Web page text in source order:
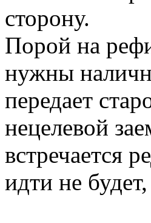
сторону.
Порой на
нужны
передает
нецелевой
встречается
идти не